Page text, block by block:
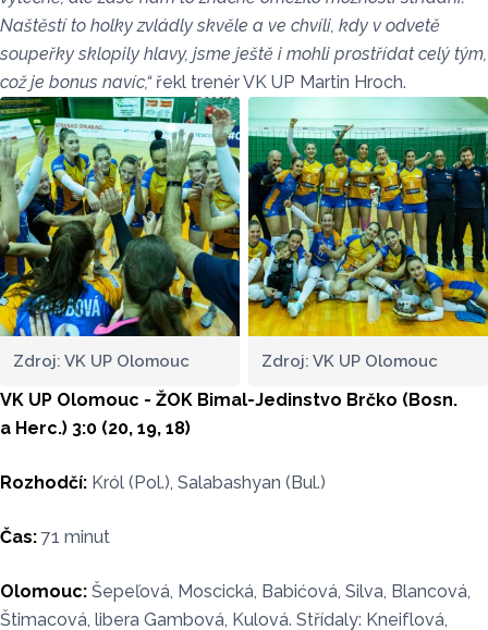
Naštěstí to holky zvládly skvěle a ve chvíli, kdy v odvetě
soupeřky sklopily hlavy, jsme ještě i mohli prostřídat celý tým,
což je bonus navíc,“řekl trenér VK UP Martin Hroch.
Zdroj: VK UP Olomouc Zdroj: VK UP Olomouc
VK UP Olomouc - ŽOK Bimal-Jedinstvo Brčko (Bosn.
a Herc.) 3:0 (20, 19, 18)
Rozhodčí: Król (Pol.), Salabashyan (Bul.)
Čas: 71 minut
Olomouc: Šepeľová, Moscická, Babićová, Silva, Blancová,
Štimacová, libera Gambová, Kulová. Střídaly: Kneiflová,